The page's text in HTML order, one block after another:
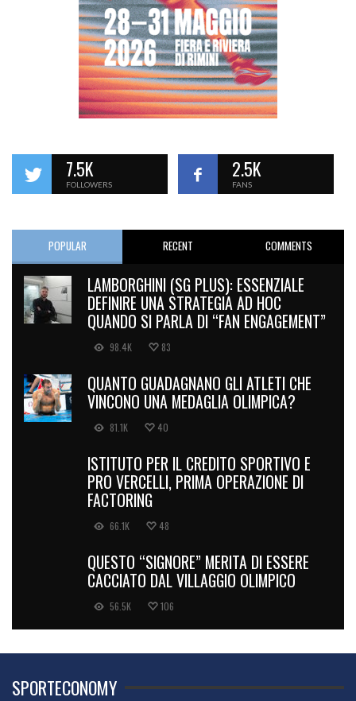
7.5K
FOLLOWERS
2.5K
FANS
POPULAR RECENT COMMENTS
LAMBORGHINI (SG PLUS): ESSENZIALE
DEFINIRE UNA STRATEGIA AD HOC
QUANDO SI PARLA DI “FAN ENGAGEMENT”
98.4K 83
QUANTO GUADAGNANO GLI ATLETI CHE
VINCONO UNA MEDAGLIA OLIMPICA?
81.1K 40
ISTITUTO PER IL CREDITO SPORTIVO E
PRO VERCELLI, PRIMA OPERAZIONE DI
FACTORING
66.1K 48
QUESTO “SIGNORE” MERITA DI ESSERE
CACCIATO DAL VILLAGGIO OLIMPICO
56.5K 106
SPORTECONOMY